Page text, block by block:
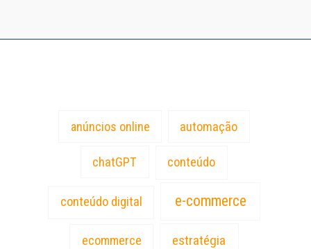
anúncios online automação
chatGPT conteúdo
conteúdo digital e-commerce
ecommerce estratégia